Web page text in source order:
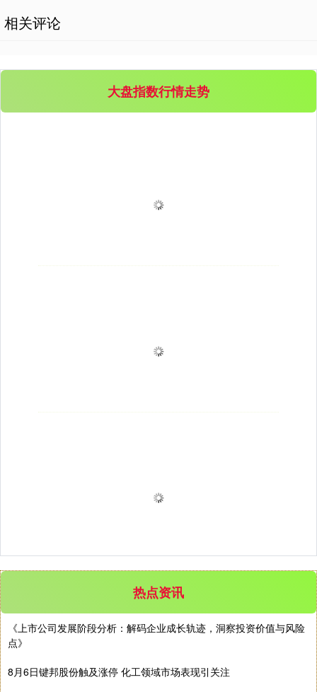
相关评论
大盘指数行情走势
热点资讯
《上市公司发展阶段分析：解码企业成长轨迹，洞察投资价值与风险
点》
8月6日键邦股份触及涨停 化工领域市场表现引关注